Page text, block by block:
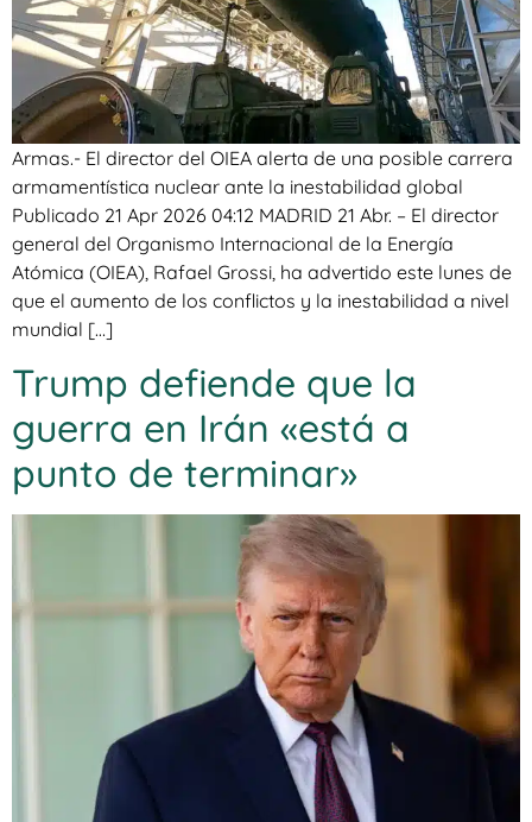
Armas.- El director del OIEA alerta de una posible carrera
armamentística nuclear ante la inestabilidad global
Publicado 21 Apr 2026 04:12 MADRID 21 Abr. – El director
general del Organismo Internacional de la Energía
Atómica (OIEA), Rafael Grossi, ha advertido este lunes de
que el aumento de los conflictos y la inestabilidad a nivel
mundial […]
Trump defiende que la
guerra en Irán «está a
punto de terminar»